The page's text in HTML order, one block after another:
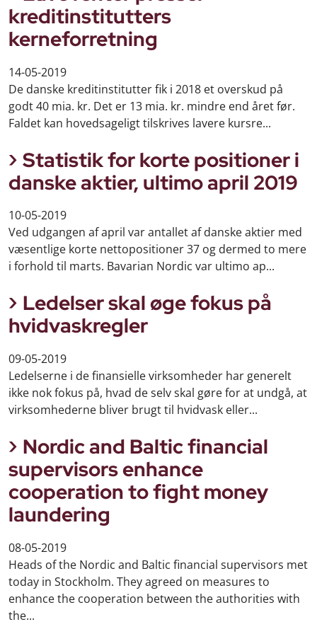
kreditinstitutters
kerneforretning
14-05-2019
De danske kreditinstitutter fik i 2018 et overskud på
godt 40 mia. kr. Det er 13 mia. kr. mindre end året før.
Faldet kan hovedsageligt tilskrives lavere kursre...
Statistik for korte positioner i
danske aktier, ultimo april 2019
10-05-2019
Ved udgangen af april var antallet af danske aktier med
væsentlige korte nettopositioner 37 og dermed to mere
i forhold til marts. Bavarian Nordic var ultimo ap...
Ledelser skal øge fokus på
hvidvaskregler
09-05-2019
Ledelserne i de finansielle virksomheder har generelt
ikke nok fokus på, hvad de selv skal gøre for at undgå, at
virksomhederne bliver brugt til hvidvask eller...
Nordic and Baltic financial
supervisors enhance
cooperation to fight money
laundering
08-05-2019
Heads of the Nordic and Baltic financial supervisors met
today in Stockholm. They agreed on measures to
enhance the cooperation between the authorities with
the...